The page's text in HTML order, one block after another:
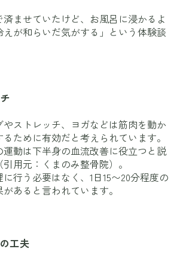
済ませていたけど、お風呂に浸かるよ
えが和らいだ気がする」という体験談
ストレッチ、ヨガなどは筋肉を動か
ために有効だと考えられています。
動は下半身の血流改善に役立つと説
用元： くまのみ整骨院）。
行う必要はなく、1日15〜20分程度の
あると言われています。
工夫